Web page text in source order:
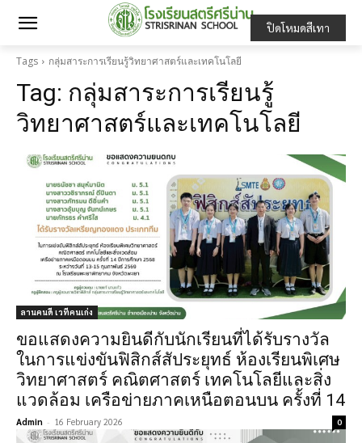
Tags กลุ่มสาระการเรียนรู้วิทยาศาสตร์และเทคโนโลยี
Tag: กลุ่มสาระการเรียนรู้
วิทยาศาสตร์และเทคโนโลยี
ลานคนดี เวทีคนเก่ง
ขอแสดงความยินดีกับนักเรียนที่ได้รับรางวัล
ในการแข่งขันฟิสิกส์สัประยุทธ์ ห้องเรียนพิเศษ
วิทยาศาสตร์ คณิตศาสตร์ เทคโนโลยีและสิ่ง
แวดล้อม เครือข่ายภาคเหนือตอนบน ครั้งที่ 14
Admin - 16 February 2026 0
ปิดโหมดสีเทา